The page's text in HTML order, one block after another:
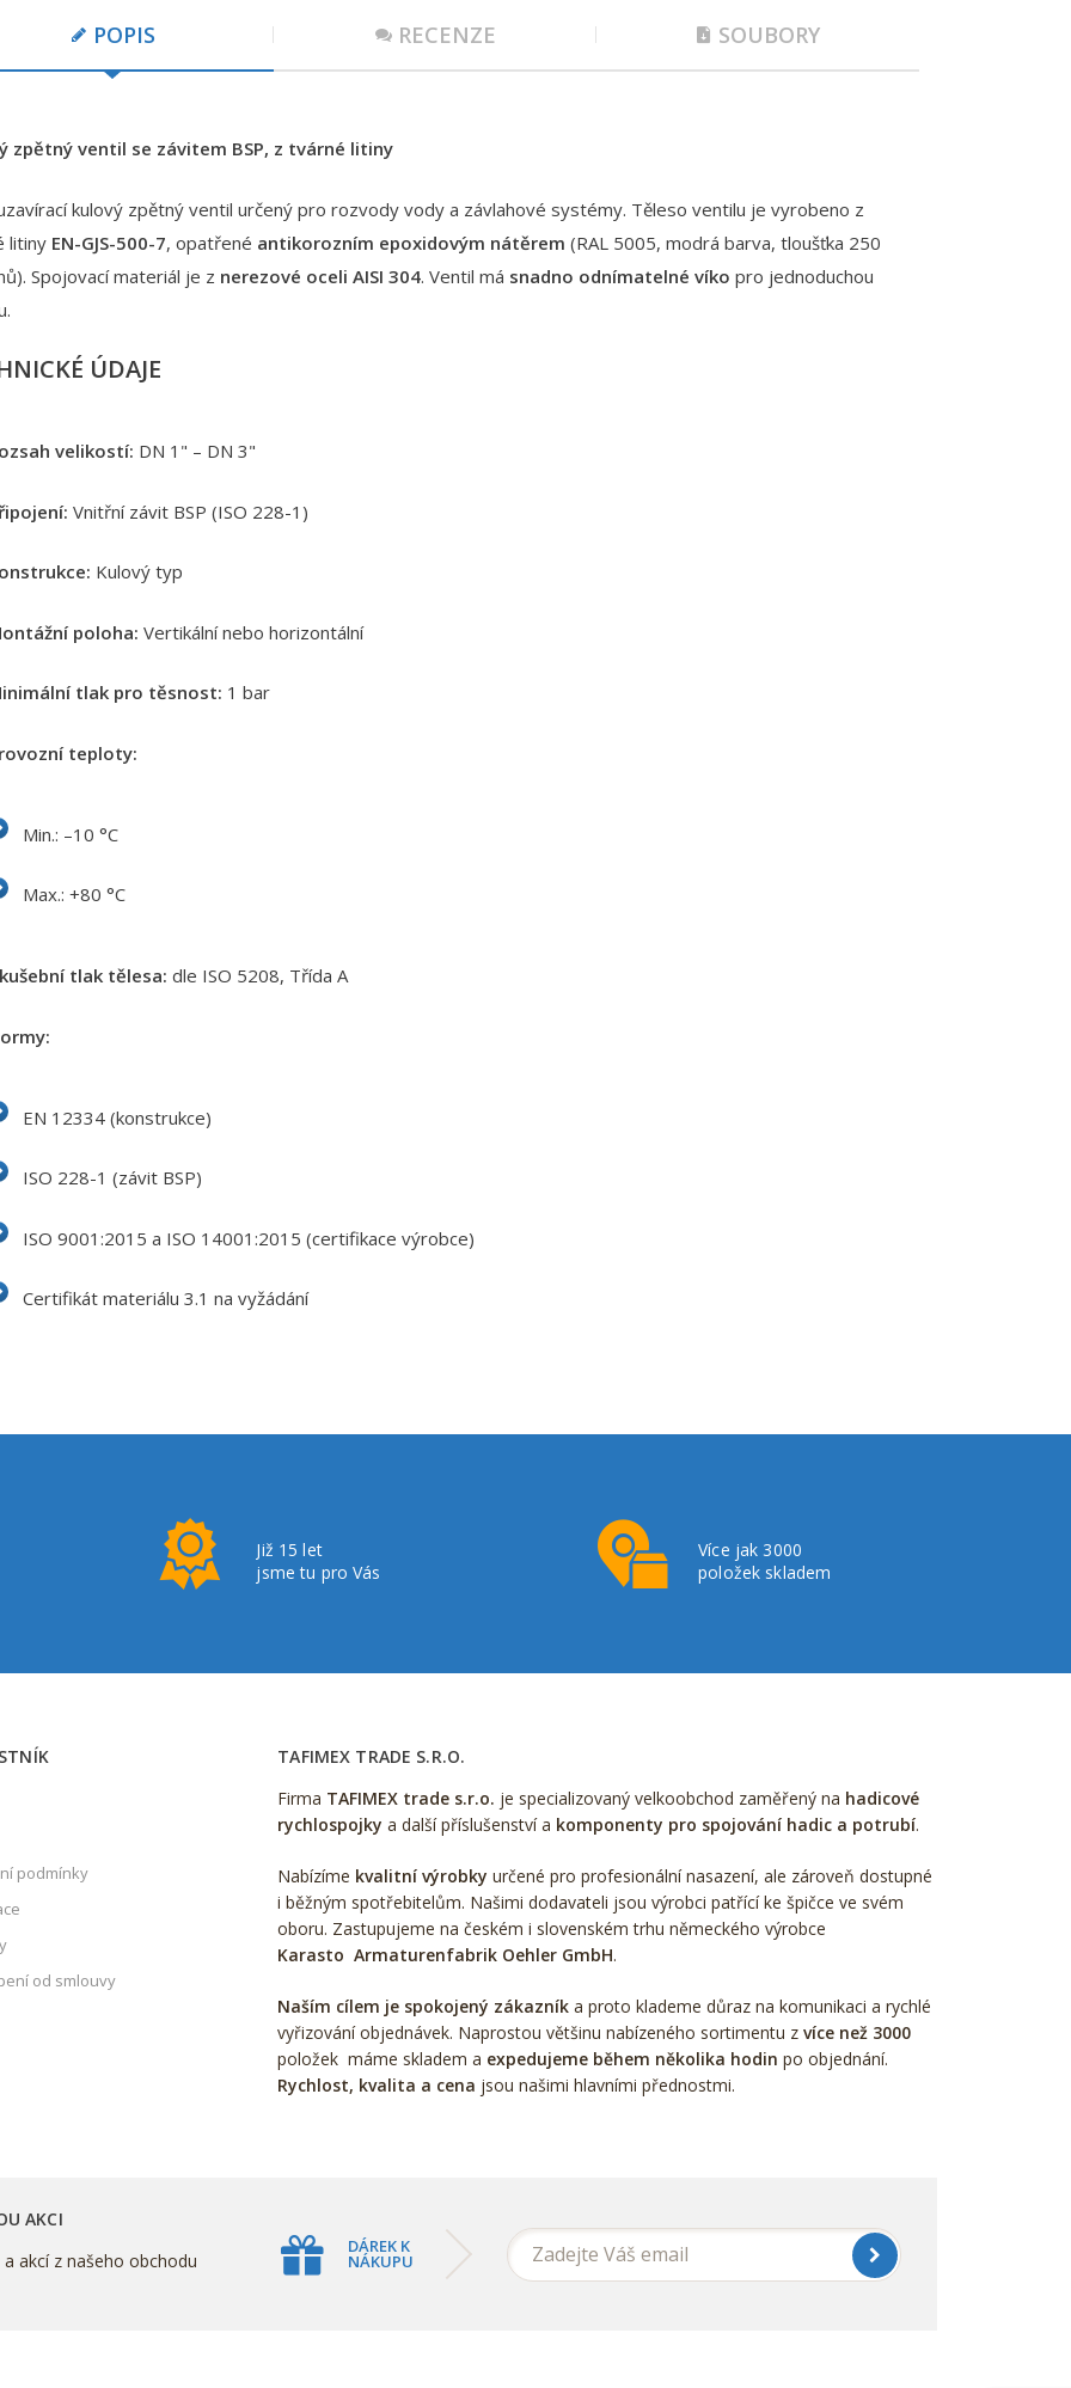
POPIS RECENZE SOUBORY
zpětný ventil se závitem BSP, z tvárné litiny
kulový zpětný ventil určený pro rozvody vody a závlahové systémy. Těleso ventilu je vyrobeno z
litiny EN-GJS-500-7, opatřené antikorozním epoxidovým nátěrem (RAL 5005, modrá barva, tloušťka 250
Spojovací materiál je z nerezové oceli AISI 304. Ventil má snadno odnímatelné víko pro jednoduchou
ÚDAJE
velikostí: DN 1" – DN 3"
Vnitřní závit BSP (ISO 228-1)
Kulový typ
poloha: Vertikální nebo horizontální
tlak pro těsnost: 1 bar
teploty:
Min.: –10 °C
Max.: +80 °C
tlak tělesa: dle ISO 5208, Třída A
EN 12334 (konstrukce)
ISO 228-1 (závit BSP)
ISO 9001:2015 a ISO 14001:2015 (certifikace výrobce)
Certifikát materiálu 3.1 na vyžádání
Již 15 let
jsme tu pro Vás
Více jak 3000
položek skladem
podmínky
od smlouvy
TAFIMEX TRADE S.R.O.
Firma TAFIMEX trade s.r.o. je specializovaný velkoobchod zaměřený na hadicové
rychlospojky a další příslušenství a komponenty pro spojování hadic a potrubí.
Nabízíme kvalitní výrobky určené pro profesionální nasazení, ale zároveň dostupné
i běžným spotřebitelům. Našimi dodavateli jsou výrobci patřící ke špičce ve svém
oboru. Zastupujeme na českém i slovenském trhu německého výrobce
Karasto Armaturenfabrik Oehler GmbH.
Naším cílem je spokojený zákazník a proto klademe důraz na komunikaci a rychlé
vyřizování objednávek. Naprostou většinu nabízeného sortimentu zvíce než 3000
položek máme skladem a expedujeme během několika hodin po objednání.
Rychlost, kvalita a cena jsou našimi hlavními přednostmi.
AKCI
akcí z našeho obchodu
DÁREK K
NÁKUPU